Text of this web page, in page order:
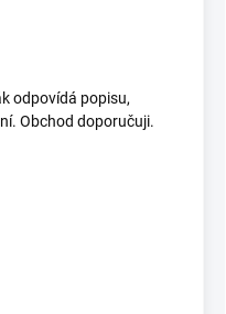
odpovídá popisu,
Obchod doporučuji.